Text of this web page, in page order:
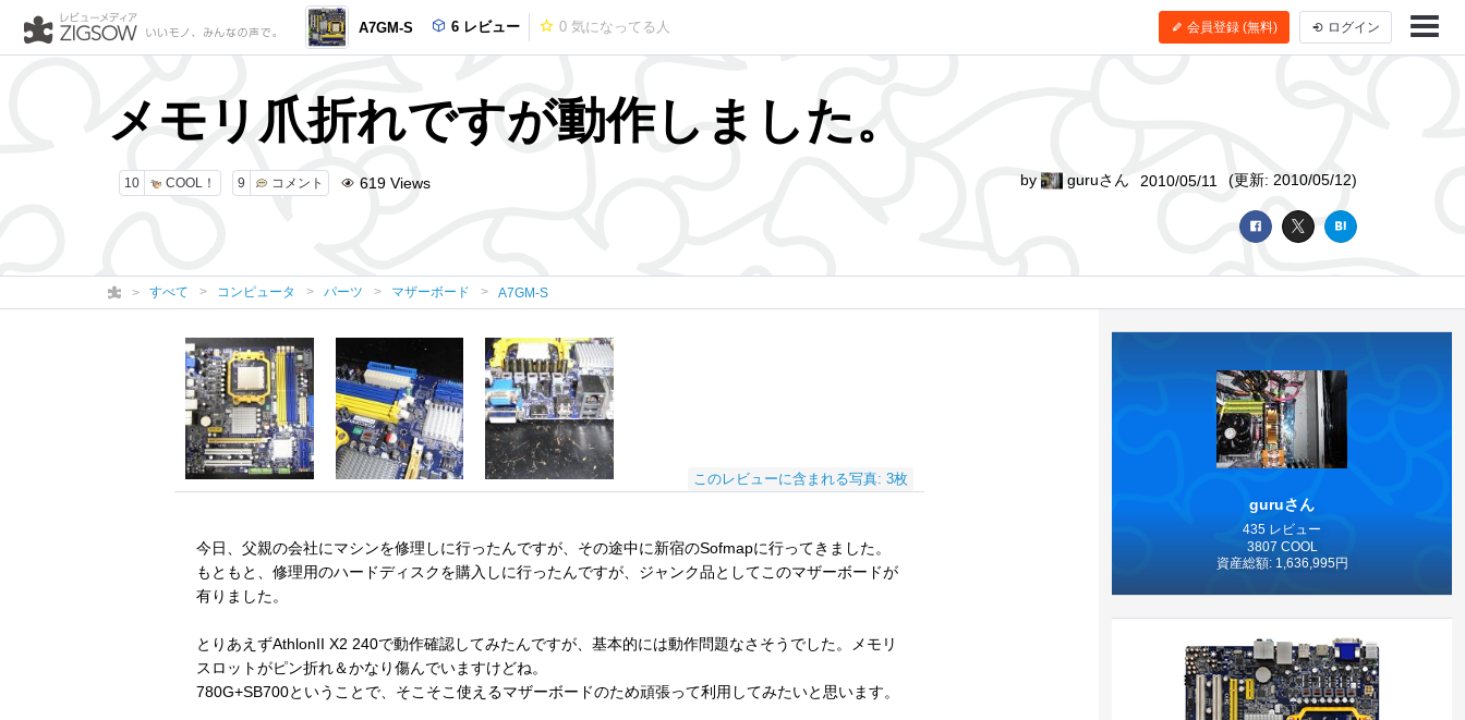
A7GM-S 6 レビュー 0 気になってる人 会員登録 (無料) ログイン
メモリ爪折れですが動作しました。
10 COOL！ 9 コメント 619 Views by guruさん 2010/05/11 (更新: 2010/05/12)
すべて コンピュータ パーツ マザーボード A7GM-S
このレビューに含まれる写真: 3枚
今日、父親の会社にマシンを修理しに行ったんですが、その途中に新宿のSofmapに行ってきました。
もともと、修理用のハードディスクを購入しに行ったんですが、ジャンク品としてこのマザーボードが
有りました。
とりあえずAthlonII X2 240で動作確認してみたんですが、基本的には動作問題なさそうでした。メモリ
スロットがピン折れ＆かなり傷んでいますけどね。
780G+SB700ということで、そこそこ使えるマザーボードのため頑張って利用してみたいと思います。
guruさん
435 レビュー
3807 COOL
資産総額: 1,636,995円